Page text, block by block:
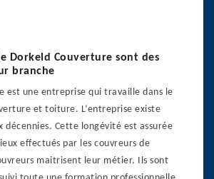
Dorkeld Couverture sont des
branche
est une entreprise qui travaille dans le
et toiture. L’entreprise existe
décennies. Cette longévité est assurée
effectués par les couvreurs de
maitrisent leur métier. Ils sont